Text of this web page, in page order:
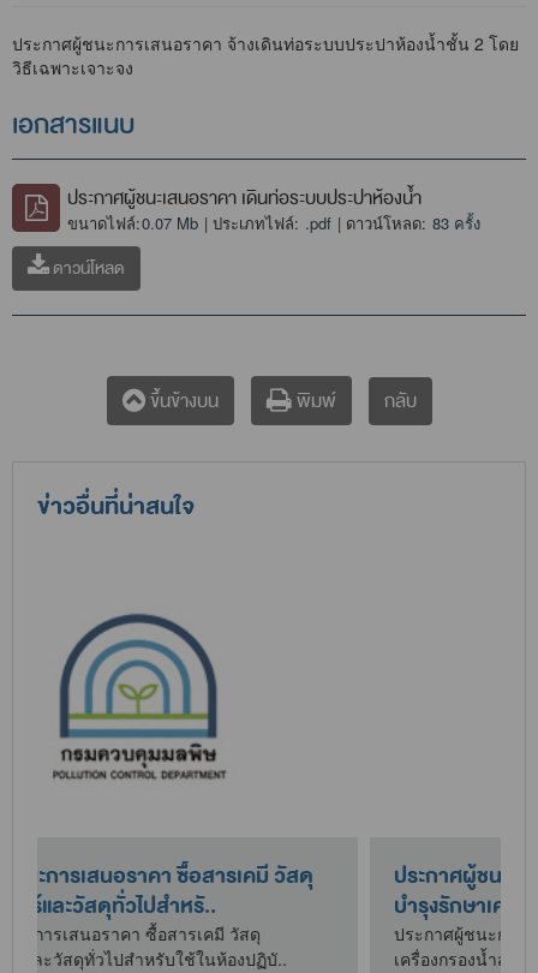
ประกาศผู้ชนะการเสนอราคา จ้างเดินท่อระบบประปาห้องน้ำชั้น 2 โดย
วิธีเฉพาะเจาะจง
เอกสารแนบ
ประกาศผู้ชนะเสนอราคา เดินท่อระบบประปาห้องน้ำ
ขนาดไฟล์:0.07 Mb | ประเภทไฟล์: .pdf | ดาวน์โหลด: 83 ครั้ง
ดาวน์โหลด
ขึ้นข้างบน พิมพ์ กลับ
ข่าวอื่นที่น่าสนใจ
ประกาศผู้ชนะการเสนอราคา จ้างเอกชนซ่อม
บำรุงรักษาเครื่องกรองน้ำสำหรับใช้..
ประกาศผู้ชนะการเสนอราคา จ้างเอกชนซ่อมบำรุงรักษา
เครื่องกรองน้ำสำหรับใช้ในห้องปฏิบัติกา..